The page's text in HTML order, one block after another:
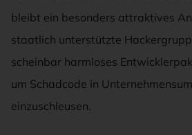
bleibt ein besonders attraktives
staatlich unterstützte
scheinbar harmloses
um Schadcode in
einzuschleusen.